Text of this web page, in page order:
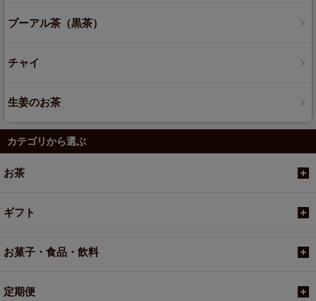
プーアル茶（黒茶）
チャイ
生姜のお茶
カテゴリから選ぶ
お茶
ギフト
お菓子・食品・飲料
定期便